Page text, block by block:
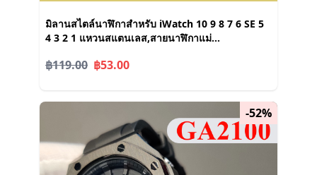
มิลานสไตล์นาฬิกาสำหรับ iWatch 10 9 8 7 6 SE 5
4 3 2 1 แหวนสแตนเลส,สายนาฬิกาแม่
฿119.00 ฿53.00
-52%